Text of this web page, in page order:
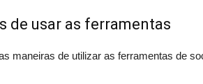
de usar as ferramentas
maneiras de utilizar as ferramentas de